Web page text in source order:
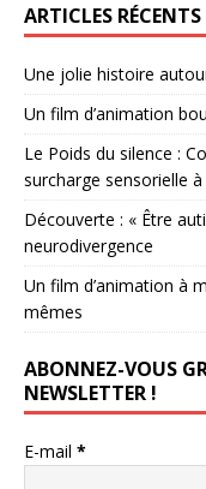
ARTICLES RÉCENTS
Une jolie histoire
Un film d’animation
Le Poids du silence :
surcharge sensorielle
Découverte : « Être
neurodivergence
Un film d’animation à
mêmes
ABONNEZ-VOUS
NEWSLETTER !
E-mail *